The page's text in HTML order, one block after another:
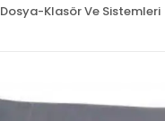
Dosya-Klasör Ve Sistemleri